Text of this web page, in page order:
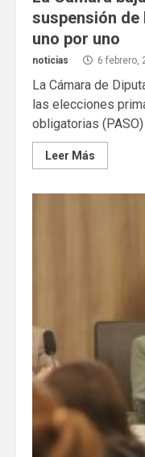
suspensión de
uno por uno
noticias 6 febrero,
La Cámara de
las elecciones
obligatorias (PASO)
Leer Más